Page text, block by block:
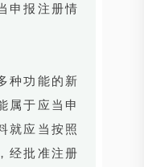
申报注册情
种功能的新
属于应当申
就应当按照
经批准注册